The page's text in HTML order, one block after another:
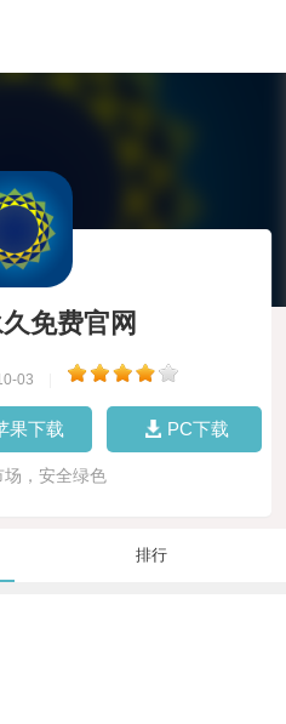
免费官网
03
果下载 PC下载
场，安全绿色
排行